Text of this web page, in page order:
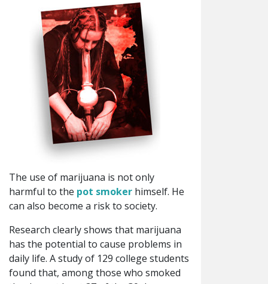
The use of marijuana is not only
harmful to the pot smoker himself. He
can also become a risk to society.
Research clearly shows that marijuana
has the potential to cause problems in
daily life. A study of 129 college students
found that, among those who smoked